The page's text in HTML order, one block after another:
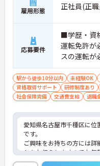
雇用形態 正社員(正
応募要件
■学歴・資
運転免許が
スの運転が
駅から徒歩10分以内 未経験OK
資格取得サポート
研修制度あり
社会保険完備
交通費支給 退職
愛知県名古屋市千種区に位
です。
ご興味をお持ちの方には詳
トをお伝えしますのでお気
いませ。